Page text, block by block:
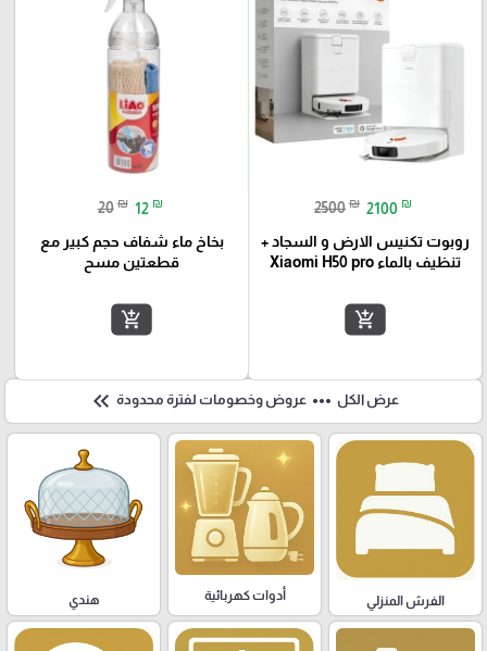
2500 ₪ 2100 ₪
روبوت تكنيس الارض و السجاد +
تنظيف بالماء Xiaomi H50 pro
add_shopping_cart
20 ₪ 12 ₪
بخاخ ماء شفاف حجم كبير مع
قطعتين مسح
add_shopping_cart
عرض الكل more_horiz عروض وخصومات لفترة محدودة keyboard_double_arrow_left
الفرش المنزلي أدوات كهربائية هندي